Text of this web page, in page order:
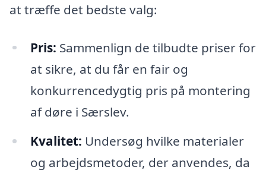
at træffe det bedste valg:
Pris: Sammenlign de tilbudte priser for
at sikre, at du får en fair og
konkurrencedygtig pris på montering
af døre i Særslev.
Kvalitet: Undersøg hvilke materialer
og arbejdsmetoder, der anvendes, da